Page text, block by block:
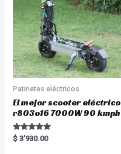
Patinetes eléctricos
El mejor scooter eléctrico
r803o16 7000W 90 kmph
Rated
5.00
$ 3'930.00